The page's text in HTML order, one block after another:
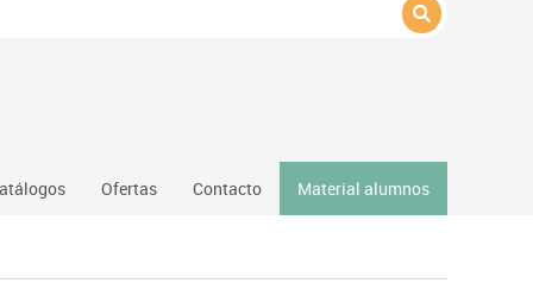
Ofertas Contacto Material alumnos